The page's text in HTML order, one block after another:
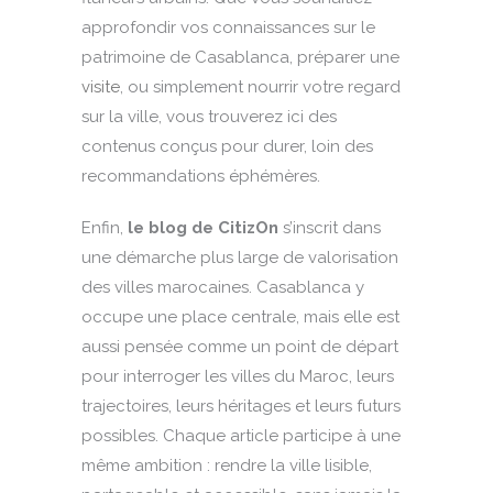
approfondir vos connaissances sur le
patrimoine de Casablanca, préparer une
visite, ou simplement nourrir votre regard
sur la ville, vous trouverez ici des
contenus conçus pour durer, loin des
recommandations éphémères.
Enfin, le blog de CitizOn s’inscrit dans
une démarche plus large de valorisation
des villes marocaines. Casablanca y
occupe une place centrale, mais elle est
aussi pensée comme un point de départ
pour interroger les villes du Maroc, leurs
trajectoires, leurs héritages et leurs futurs
possibles. Chaque article participe à une
même ambition : rendre la ville lisible,